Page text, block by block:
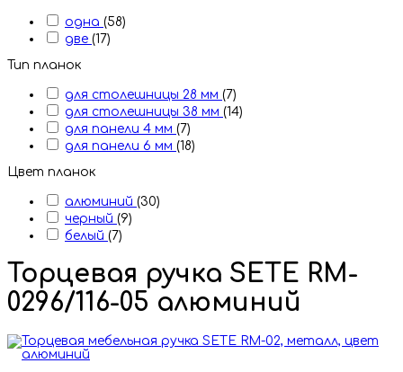
одна (58)
две (17)
Тип планок
для столешницы 28 мм (7)
для столешницы 38 мм (14)
для панели 4 мм (7)
для панели 6 мм (18)
Цвет планок
алюминий (30)
черный (9)
белый (7)
Торцевая ручка SETE RM-
0296/116-05 алюминий